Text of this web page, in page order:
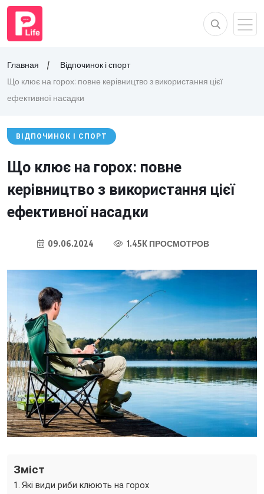
Главная
Відпочинок і спорт
Що клює на горох: повне керівництво з використання цієї
ефективної насадки
ВІДПОЧИНОК І СПОРТ
Що клює на горох: повне
керівництво з використання цієї
ефективної насадки
09.06.2024 1.45K ПРОСМОТРОВ
Зміст
Які види риби клюють на горох